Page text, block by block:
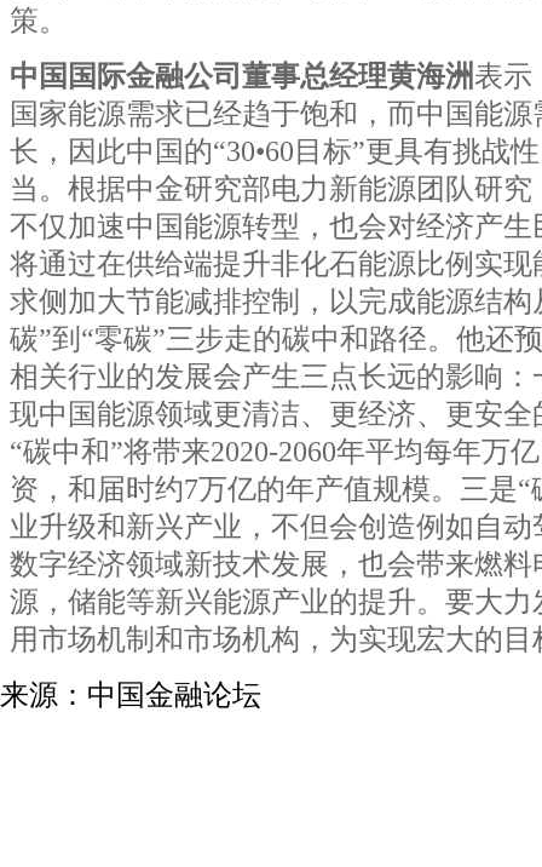
策。
中国国际金融公司董事总经理黄海洲表示
国家能源需求已经趋于饱和，而中国能
长，因此中国的“30•60目标”更具有挑战
当。根据中金研究部电力新能源团队研
不仅加速中国能源转型，也会对经济产
将通过在供给端提升非化石能源比例实
求侧加大节能减排控制，以完成能源结构
碳”到“零碳”三步走的碳中和路径。他还
相关行业的发展会产生三点长远的影响：
现中国能源领域更清洁、更经济、更安
“碳中和”将带来2020-2060年平均每年万
资，和届时约7万亿的年产值规模。三是
业升级和新兴产业，不但会创造例如自
数字经济领域新技术发展，也会带来燃
源，储能等新兴能源产业的提升。要大
用市场机制和市场机构，为实现宏大的
来源：中国金融论坛